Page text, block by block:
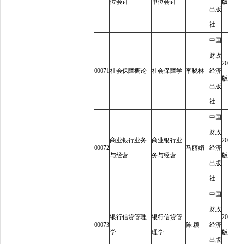
位会计 单位会计
出版
社
版
00071社会保障概论 社会保障学 李晓林
中国
财政
经济
出版
社
版
00072
商业银行业务
与经营
商业银行业
务与经营
马丽娟
中国
财政
经济
出版
社
版
00073
银行信贷管理
学
银行信贷管
理学
陈 颖
中国
财政
经济
出版
版